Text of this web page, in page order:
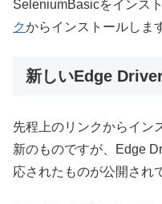
SeleniumBasicをインス
クからインストールしま
新しいEdge
先程上のリンクからイン
新のものですが、Edge
応されたものが公開され